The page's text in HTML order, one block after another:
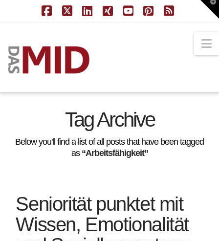
Tag Archive
Below you'll find a list of all posts that have been tagged
as “Arbeitsfähigkeit”
Seniorität punktet mit
Wissen, Emotionalität